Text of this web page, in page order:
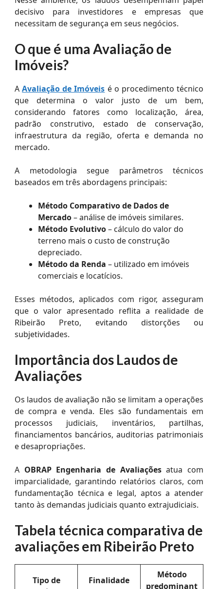
decisivo para investidores e empresas que
necessitam de segurança em seus negócios.
O que é uma Avaliação de
Imóveis?
AAvaliação de Imóveis é o procedimento técnico
que determina o valor justo de um bem,
considerando fatores como localização, área,
padrão construtivo, estado de conservação,
infraestrutura da região, oferta e demanda no
mercado.
A metodologia segue parâmetros técnicos
baseados em três abordagens principais:
Método Comparativo de Dados de
Mercado– análise de imóveis similares.
Método Evolutivo– cálculo do valor do
terreno mais o custo de construção
depreciado.
Método da Renda – utilizado em imóveis
comerciais e locatícios.
Esses métodos, aplicados com rigor, asseguram
que o valor apresentado reflita a realidade de
Ribeirão Preto, evitando distorções ou
subjetividades.
Importância dos Laudos de
Avaliações
Os laudos de avaliação não se limitam a operações
de compra e venda. Eles são fundamentais em
processos judiciais, inventários, partilhas,
financiamentos bancários, auditorias patrimoniais
e desapropriações.
A OBRAP Engenharia de Avaliaçõesatua com
imparcialidade, garantindo relatórios claros, com
fundamentação técnica e legal, aptos a atender
tanto às demandas judiciais quanto extrajudiciais.
Tabela técnica comparativa de
avaliações em Ribeirão Preto
Tipo de
Finalidade
Método
predominant